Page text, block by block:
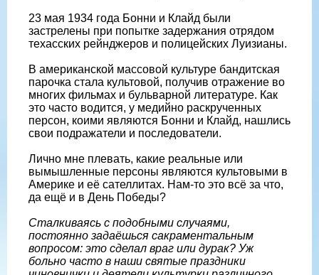
23 мая 1934 года Бонни и Клайд были
застрелены при попытке задержания отрядом
техасских рейнджеров и полицейских Луизианы.
В американской массовой культуре бандитская
парочка стала культовой, получив отражение во
многих фильмах и бульварной литературе. Как
это часто водится, у медийно раскрученных
персон, коими являются Бонни и Клайд, нашлись
свои подражатели и последователи.
Лично мне плевать, какие реальные или
вымышленные персоны являются культовыми в
Америке и её сателлитах. Нам-то это всё за что,
да ещё и в День Победы?
Сталкиваясь с подобными случаями,
постоянно задаёшься сакраментальным
вопросом: это сделал враг или дурак? Уж
больно часто в наши святые праздники